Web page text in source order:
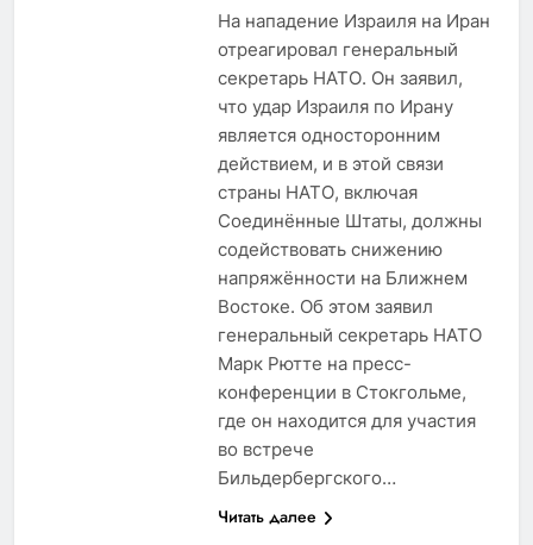
На нападение Израиля на Иран
отреагировал генеральный
секретарь НАТО. Он заявил,
что удар Израиля по Ирану
является односторонним
действием, и в этой связи
страны НАТО, включая
Соединённые Штаты, должны
содействовать снижению
напряжённости на Ближнем
Востоке. Об этом заявил
генеральный секретарь НАТО
Марк Рютте на пресс-
конференции в Стокгольме,
где он находится для участия
во встрече
Бильдербергского…
Читать далее